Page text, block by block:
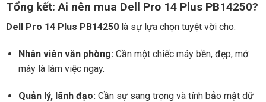
Tổng kết: Ai nên mua Dell Pro 14 Plus PB14250?
Dell Pro 14 Plus PB14250là sự lựa chọn tuyệt vời cho:
Nhân viên văn phòng:Cần một chiếc máy bền, đẹp, mở
máy là làm việc ngay.
Quản lý, lãnh đạo: Cần sự sang trọng và tính bảo mật dữ